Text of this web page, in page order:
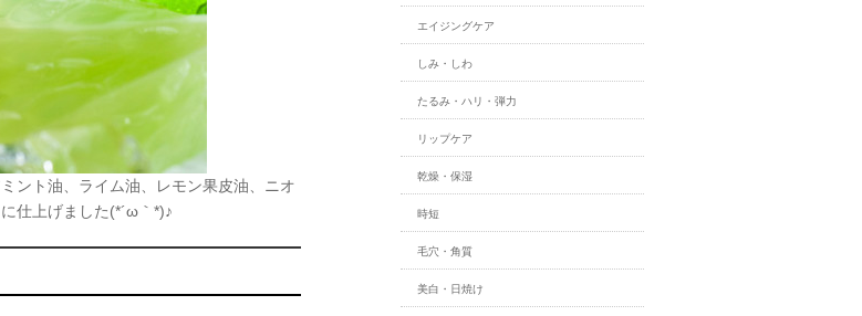
ント油、ライム油、レモン果皮油、ニオ
に仕上げました(*´ω｀*)♪
エイジングケア
しみ・しわ
たるみ・ハリ・弾力
リップケア
乾燥・保湿
時短
毛穴・角質
美白・日焼け